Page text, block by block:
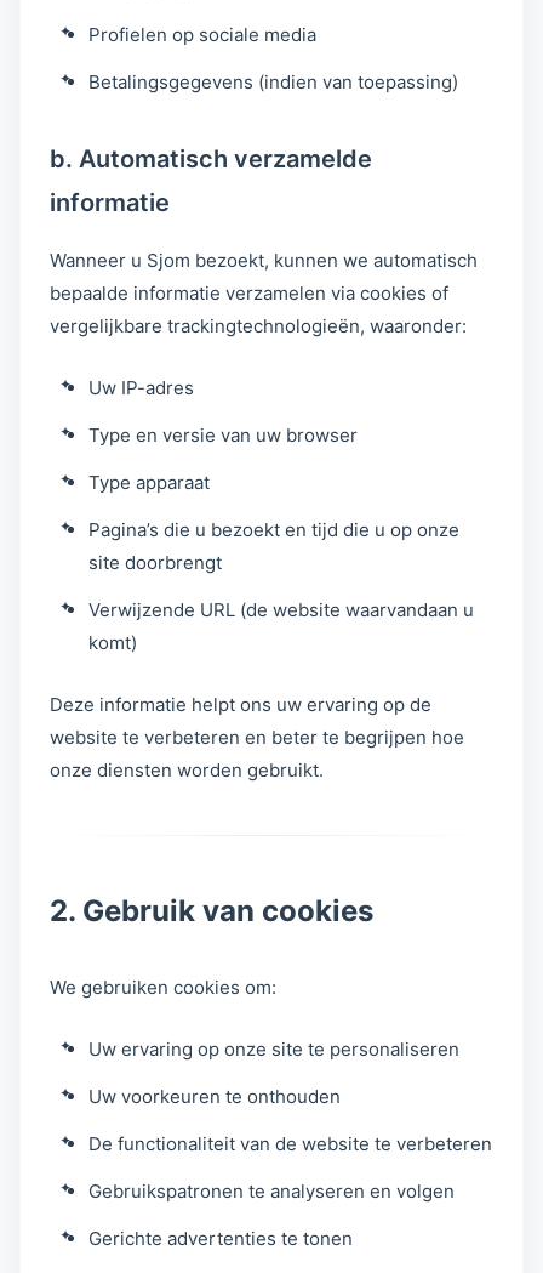
Profielen op sociale media
Betalingsgegevens (indien van toepassing)
b. Automatisch verzamelde
informatie
Wanneer u Sjom bezoekt, kunnen we automatisch
bepaalde informatie verzamelen via cookies of
vergelijkbare trackingtechnologieën, waaronder:
Uw IP-adres
Type en versie van uw browser
Type apparaat
Pagina’s die u bezoekt en tijd die u op onze
site doorbrengt
Verwijzende URL (de website waarvandaan u
komt)
Deze informatie helpt ons uw ervaring op de
website te verbeteren en beter te begrijpen hoe
onze diensten worden gebruikt.
2. Gebruik van cookies
We gebruiken cookies om:
Uw ervaring op onze site te personaliseren
Uw voorkeuren te onthouden
De functionaliteit van de website te verbeteren
Gebruikspatronen te analyseren en volgen
Gerichte advertenties te tonen